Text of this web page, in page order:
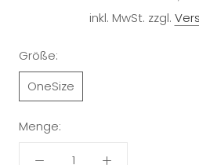
inkl. MwSt. zzgl.
Größe:
OneSize
Menge: